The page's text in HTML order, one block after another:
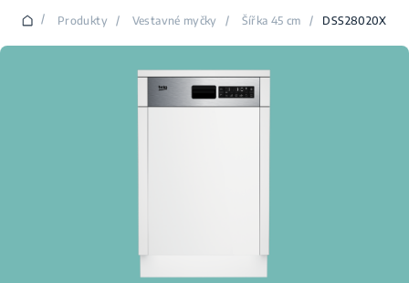
/ Produkty / Vestavné myčky / Šířka 45 cm / DSS28020X